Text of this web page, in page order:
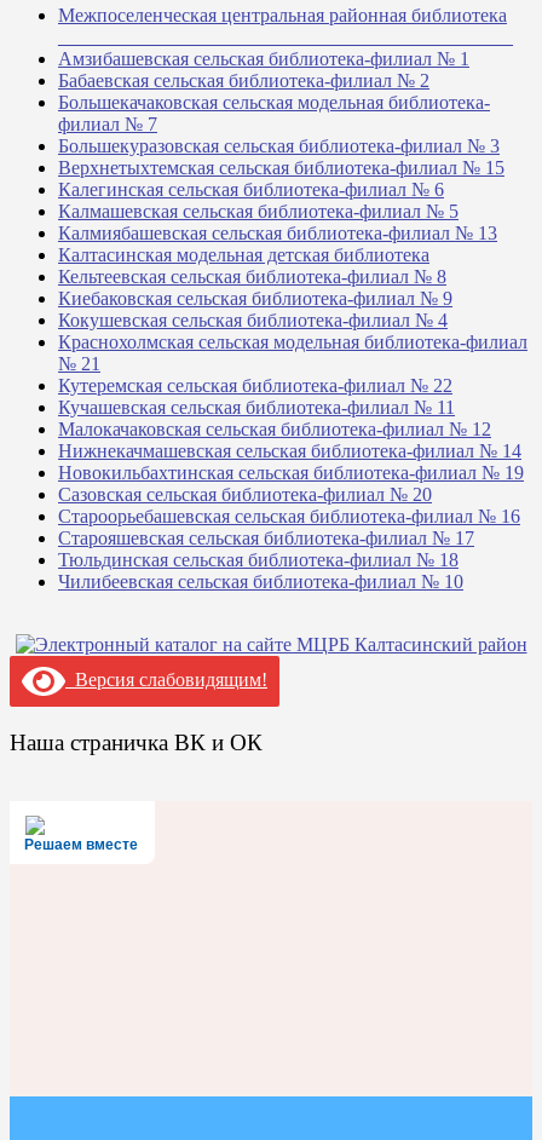
Межпоселенческая центральная районная библиотека
Амзибашевская сельская библиотека-филиал № 1
Бабаевская сельская библиотека-филиал № 2
Большекачаковская сельская модельная библиотека-
филиал № 7
Большекуразовская сельская библиотека-филиал № 3
Верхнетыхтемская сельская библиотека-филиал № 15
Калегинская сельская библиотека-филиал № 6
Калмашевская сельская библиотека-филиал № 5
Калмиябашевская сельская библиотека-филиал № 13
Калтасинская модельная детская библиотека
Кельтеевская сельская библиотека-филиал № 8
Киебаковская сельская библиотека-филиал № 9
Кокушевская сельская библиотека-филиал № 4
Краснохолмская сельская модельная библиотека-филиал
№ 21
Кутеремская сельская библиотека-филиал № 22
Кучашевская сельская библиотека-филиал № 11
Малокачаковская сельская библиотека-филиал № 12
Нижнекачмашевская сельская библиотека-филиал № 14
Новокильбахтинская сельская библиотека-филиал № 19
Сазовская сельская библиотека-филиал № 20
Староорьебашевская сельская библиотека-филиал № 16
Старояшевская сельская библиотека-филиал № 17
Тюльдинская сельская библиотека-филиал № 18
Чилибеевская сельская библиотека-филиал № 10
Версия слабовидящим!
Наша страничка ВК и ОК
Решаем вместе